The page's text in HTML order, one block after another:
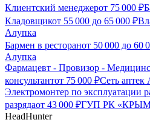
Клиентский менеджерот 75 000 ₽
Кладовщикот 55 000 до 65 000 ₽
Алупка
Бармен в ресторанот 50 000 до 60
Алупка
Фармацевт - Провизор -
консультантот 75 000 ₽Сеть аптек
Электромонтер по эксплуатации
разрядаот 43 000 ₽ГУП РК
HeadHunter